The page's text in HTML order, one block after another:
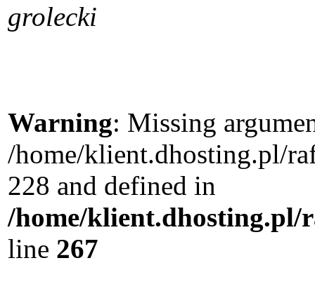
grolecki
Warning: Missing
/home/klient.dhosting.pl/
228 and defined in
/home/klient.dhosting.pl/
line 267